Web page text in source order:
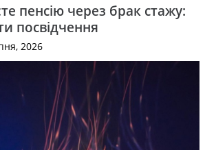
пенсію через брак стажу:
посвідчення
2026